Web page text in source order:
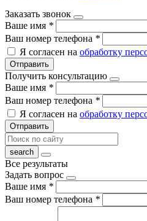
Заказать звонок
Ваше имя *
Ваш номер телефона *
Я согласен на обработку
Отправить
Получить консультацию
Ваше имя *
Ваш номер телефона *
Я согласен на обработку
Отправить
Все результаты
Задать вопрос
Ваше имя *
Ваш номер телефона *